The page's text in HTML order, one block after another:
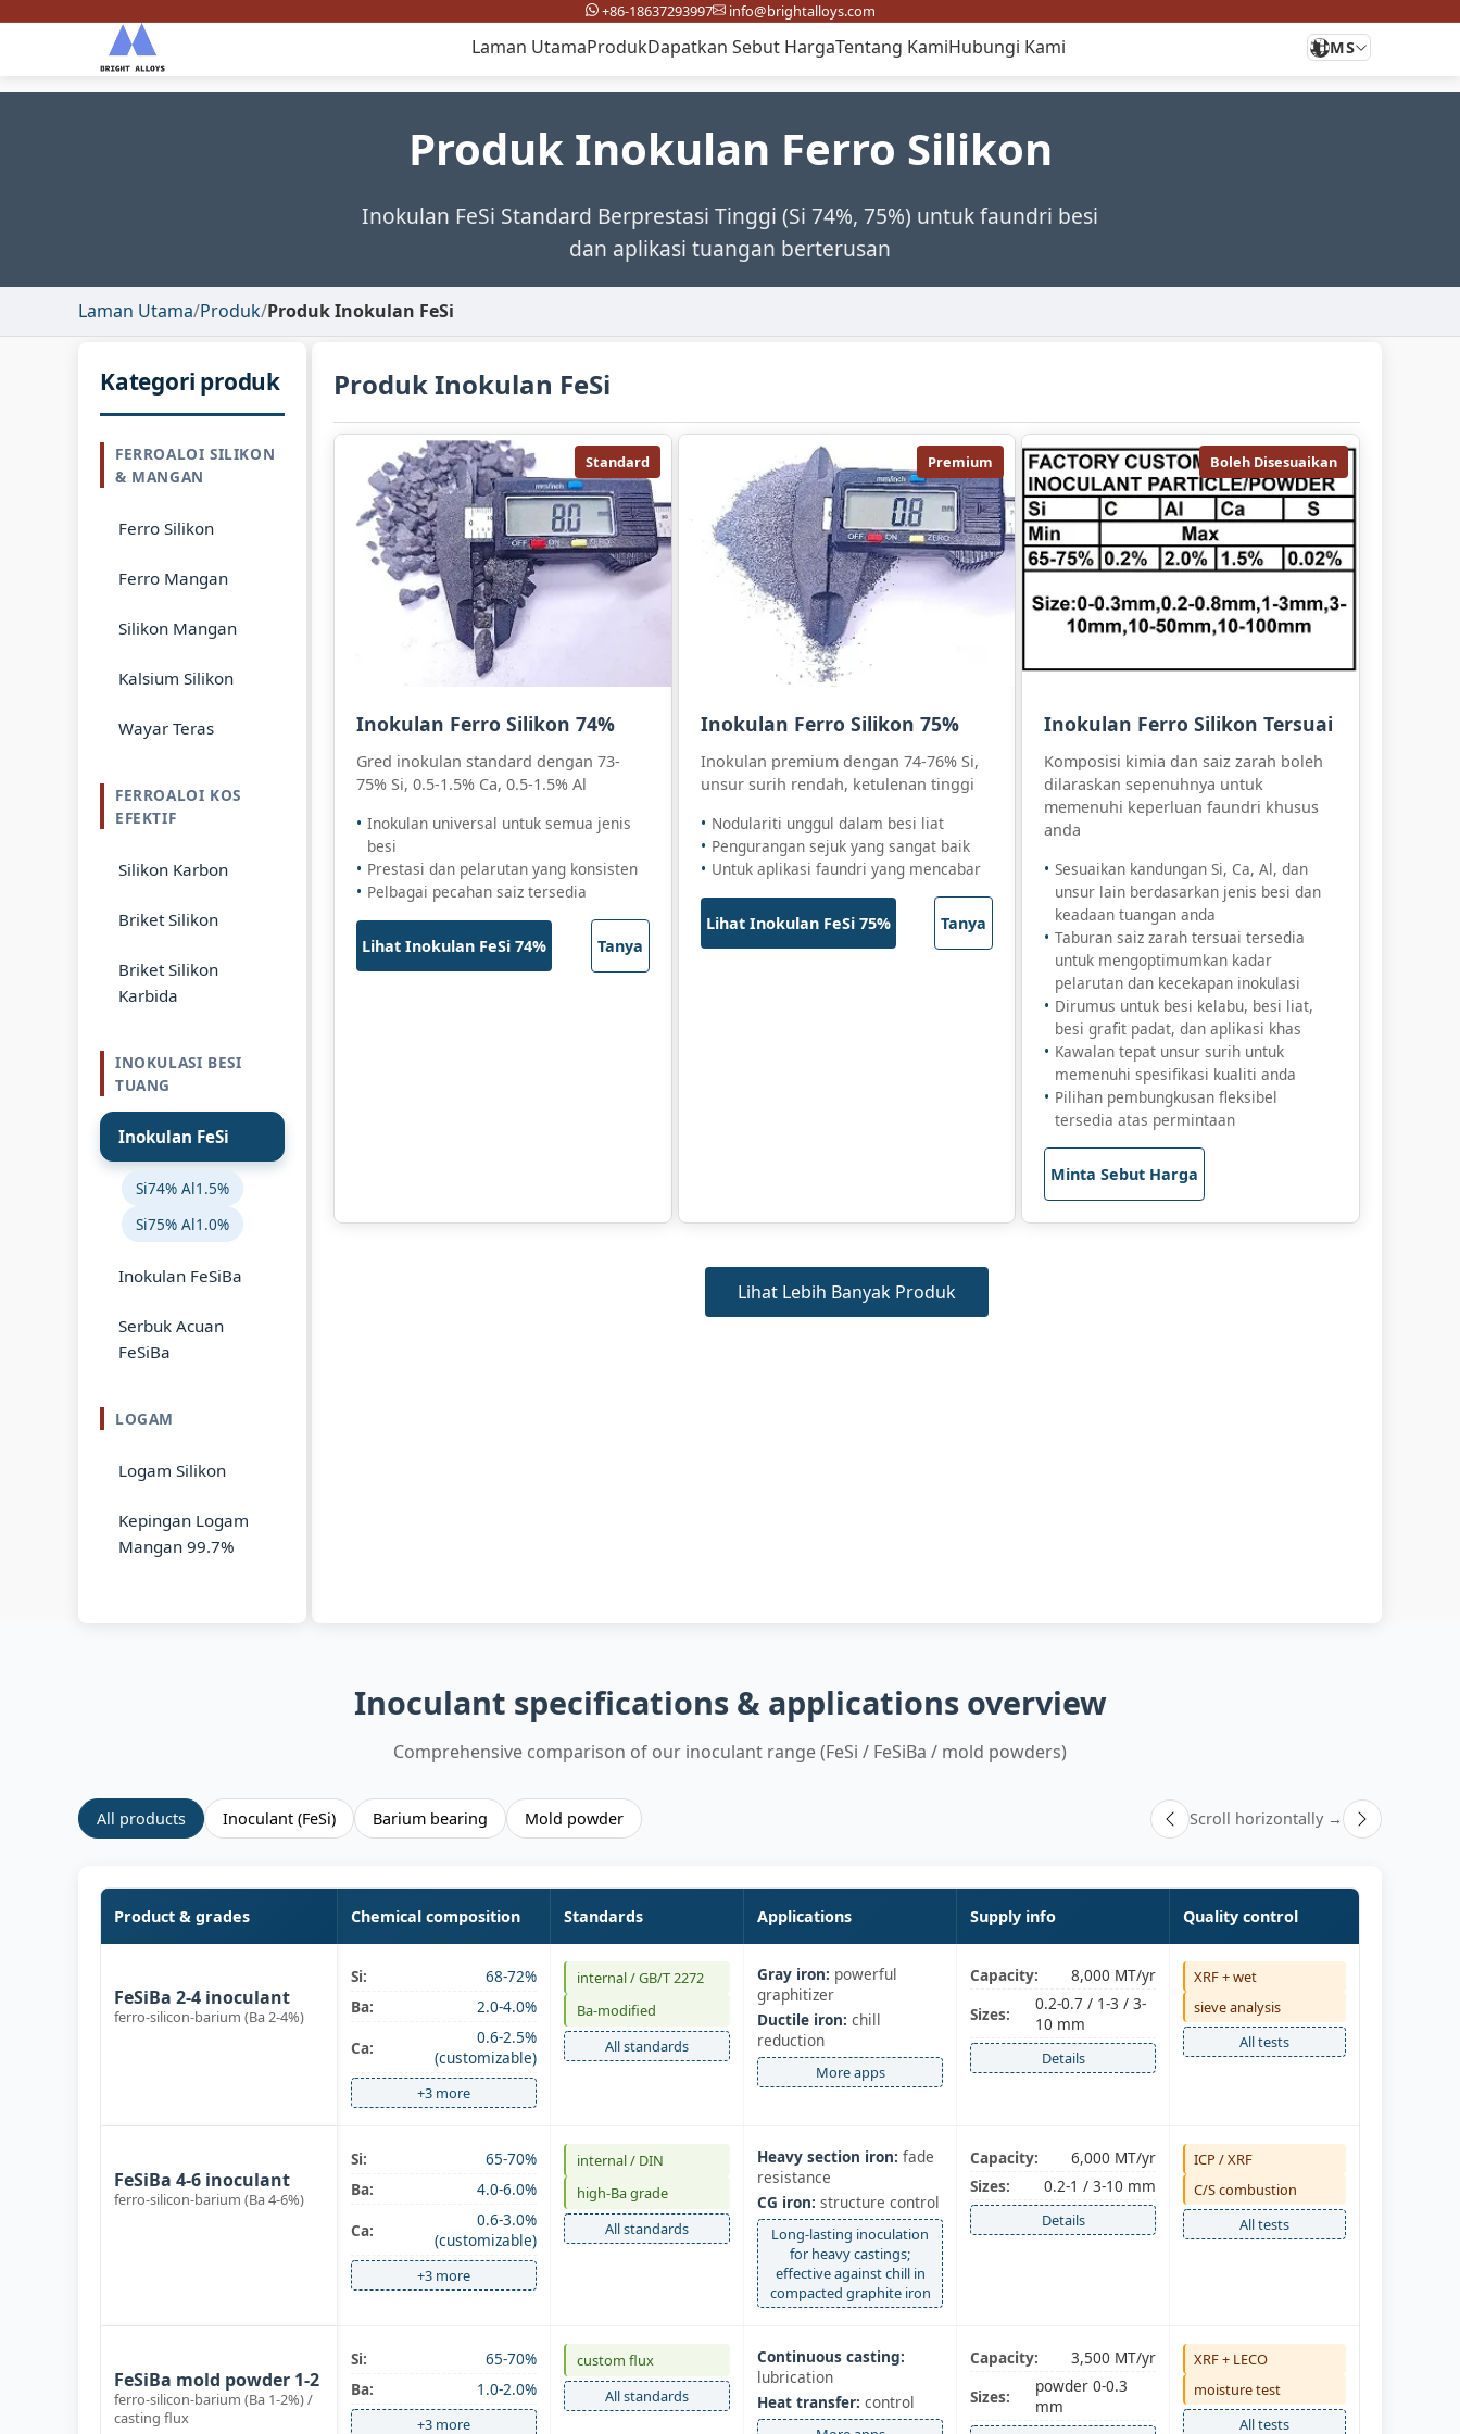
+86-18637293997 info@brightalloys.com
Laman UtamaProdukDapatkan Sebut HargaTentang KamiHubungi Kami MS
Produk Inokulan Ferro Silikon
Inokulan FeSi Standard Berprestasi Tinggi (Si 74%, 75%) untuk faundri besi
dan aplikasi tuangan berterusan
Laman Utama/Produk/Produk Inokulan FeSi
Kategori produk
FERROALOI SILIKON
& MANGAN
Ferro Silikon
Ferro Mangan
Silikon Mangan
Kalsium Silikon
Wayar Teras
FERROALOI KOS
EFEKTIF
Silikon Karbon
Briket Silikon
Briket Silikon
Karbida
INOKULASI BESI
TUANG
Inokulan FeSi
Si74% Al1.5%
Si75% Al1.0%
Inokulan FeSiBa
Serbuk Acuan
FeSiBa
LOGAM
Logam Silikon
Kepingan Logam
Mangan 99.7%
Produk Inokulan FeSi
Standard
Inokulan Ferro Silikon 74%
Gred inokulan standard dengan 73-
75% Si, 0.5-1.5% Ca, 0.5-1.5% Al
Inokulan universal untuk semua jenis
besi
Prestasi dan pelarutan yang konsisten
Pelbagai pecahan saiz tersedia
Lihat Inokulan FeSi 74% Tanya
Premium
Inokulan Ferro Silikon 75%
Inokulan premium dengan 74-76% Si,
unsur surih rendah, ketulenan tinggi
Nodulariti unggul dalam besi liat
Pengurangan sejuk yang sangat baik
Untuk aplikasi faundri yang mencabar
Lihat Inokulan FeSi 75% Tanya
Boleh Disesuaikan
Inokulan Ferro Silikon Tersuai
Komposisi kimia dan saiz zarah boleh
dilaraskan sepenuhnya untuk
memenuhi keperluan faundri khusus
anda
Sesuaikan kandungan Si, Ca, Al, dan
unsur lain berdasarkan jenis besi dan
keadaan tuangan anda
Taburan saiz zarah tersuai tersedia
untuk mengoptimumkan kadar
pelarutan dan kecekapan inokulasi
Dirumus untuk besi kelabu, besi liat,
besi grafit padat, dan aplikasi khas
Kawalan tepat unsur surih untuk
memenuhi spesifikasi kualiti anda
Pilihan pembungkusan fleksibel
tersedia atas permintaan
Minta Sebut Harga
Lihat Lebih Banyak Produk
Inoculant specifications & applications overview
Comprehensive comparison of our inoculant range (FeSi / FeSiBa / mold powders)
All products Inoculant (FeSi) Barium bearing Mold powder Scroll horizontally →
Product & grades Chemical composition Standards Applications Supply info Quality control
FeSiBa 2-4 inoculant
ferro-silicon-barium (Ba 2-4%)
Si:
68-72%
Ba:
2.0-4.0%
Ca:
0.6-2.5%
(customizable)
+3 more
internal / GB/T 2272
Ba-modified
All standards
Gray iron: powerful
graphitizer
Ductile iron: chill
reduction
More apps
Capacity:
8,000 MT/yr
Sizes:
0.2-0.7 / 1-3 / 3-
10 mm
Details
XRF + wet
sieve analysis
All tests
FeSiBa 4-6 inoculant
ferro-silicon-barium (Ba 4-6%)
Si:
65-70%
Ba:
4.0-6.0%
Ca:
0.6-3.0%
(customizable)
+3 more
internal / DIN
high‑Ba grade
All standards
Heavy section iron: fade
resistance
CG iron: structure control
Long‑lasting inoculation
for heavy castings;
effective against chill in
compacted graphite iron
Capacity:
6,000 MT/yr
Sizes:
0.2-1 / 3-10 mm
Details
ICP / XRF
C/S combustion
All tests
FeSiBa mold powder 1-2
ferro-silicon-barium (Ba 1-2%) /
casting flux
Si:
65-70%
Ba:
1.0-2.0%
+3 more
custom flux
All standards
Continuous casting:
lubrication
Heat transfer: control
Capacity:
3,500 MT/yr
Sizes:
powder 0-0.3
mm
XRF + LECO
moisture test
All tests